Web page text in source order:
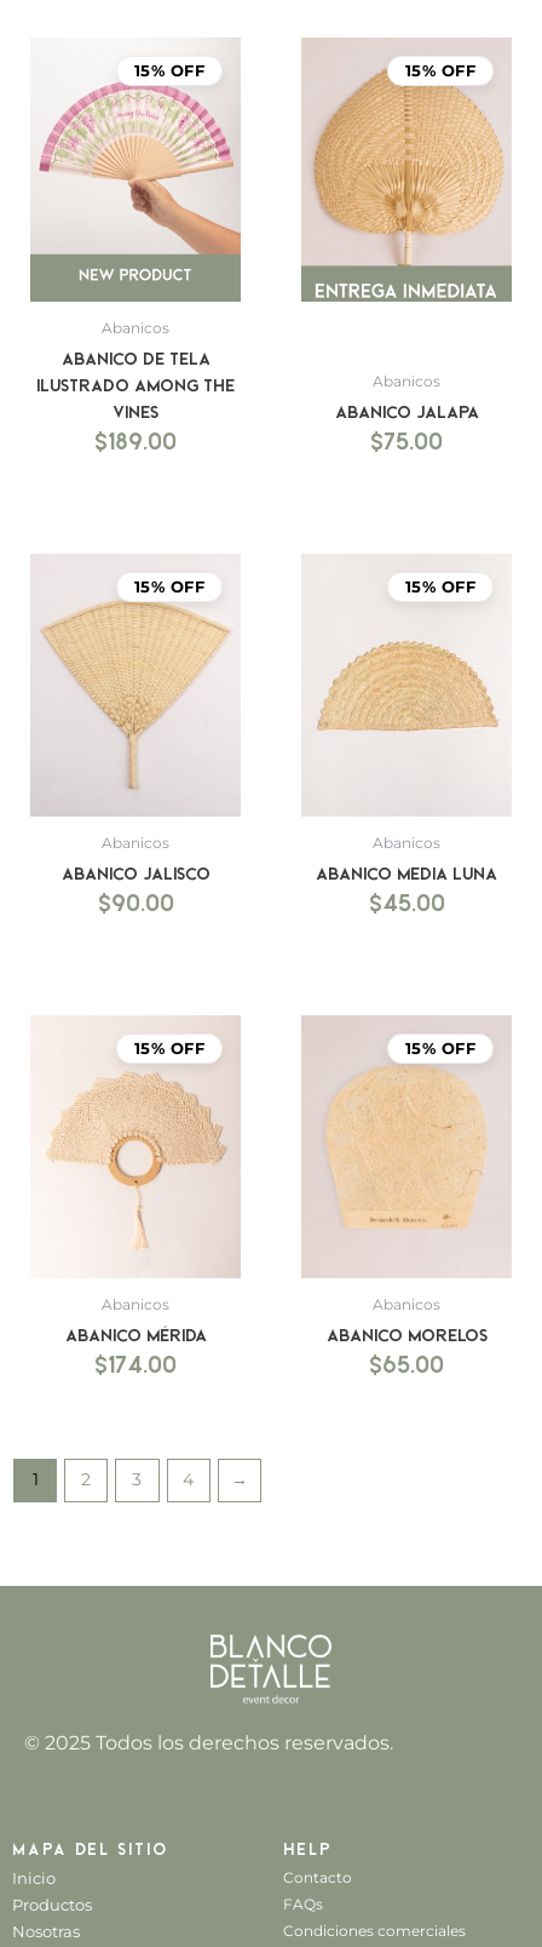
15% OFF
Abanicos
Abanico de Tela
Ilustrado Among the
Vines
$189.00
15% OFF
Abanicos
Abanico Jalapa
$75.00
15% OFF
Abanicos
Abanico Jalisco
$90.00
15% OFF
Abanicos
Abanico Media luna
$45.00
15% OFF
Abanicos
Abanico Mérida
$174.00
15% OFF
Abanicos
Abanico Morelos
$65.00
1 2 3 4 →
© 2025 Todos los derechos reservados.
Mapa del sitio
Inicio
Productos
Nosotras
Help
Contacto
FAQs
Condiciones comerciales